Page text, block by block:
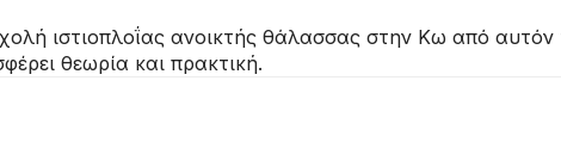
ιστιοπλοΐας ανοικτής θάλασσας στην Κω από
θεωρία και πρακτική.